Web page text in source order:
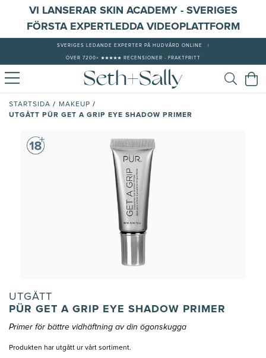
VI LANSERAR SKIN ACADEMY - SVERIGES
FÖRSTA EXPERTLEDDA VIDEOPLATTFORM
SVERIGES LEDANDE EXPERTER PÅ HUDVÅRD ONLINE
ÖVER 7200+ ★★★★★ RECENSIONER - FRAKTFRITT
STARTSIDA / MAKEUP /
UTGÅTT PÜR GET A GRIP EYE SHADOW PRIMER
UTGÅTT
PÜR GET A GRIP EYE SHADOW PRIMER
Primer för bättre vidhäftning av din ögonskugga
Produkten har utgått ur vårt sortiment.